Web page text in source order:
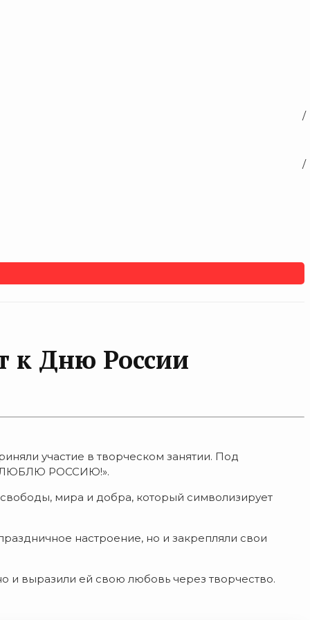
к Дню России
участие в творческом занятии. Под
ЛЮБЛЮ РОССИЮ!».
мира и добра, который символизирует
настроение, но и закрепляли свои
и выразили ей свою любовь через творчество.